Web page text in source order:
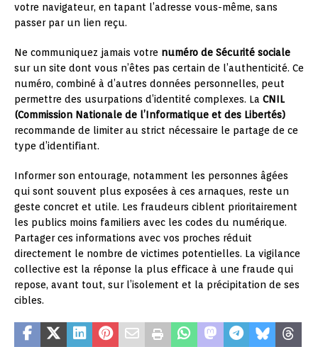
votre navigateur, en tapant l’adresse vous-même, sans
passer par un lien reçu.
Ne communiquez jamais votre numéro de Sécurité sociale
sur un site dont vous n’êtes pas certain de l’authenticité. Ce
numéro, combiné à d’autres données personnelles, peut
permettre des usurpations d’identité complexes. La CNIL
(Commission Nationale de l’Informatique et des Libertés)
recommande de limiter au strict nécessaire le partage de ce
type d’identifiant.
Informer son entourage, notamment les personnes âgées
qui sont souvent plus exposées à ces arnaques, reste un
geste concret et utile. Les fraudeurs ciblent prioritairement
les publics moins familiers avec les codes du numérique.
Partager ces informations avec vos proches réduit
directement le nombre de victimes potentielles. La vigilance
collective est la réponse la plus efficace à une fraude qui
repose, avant tout, sur l’isolement et la précipitation de ses
cibles.